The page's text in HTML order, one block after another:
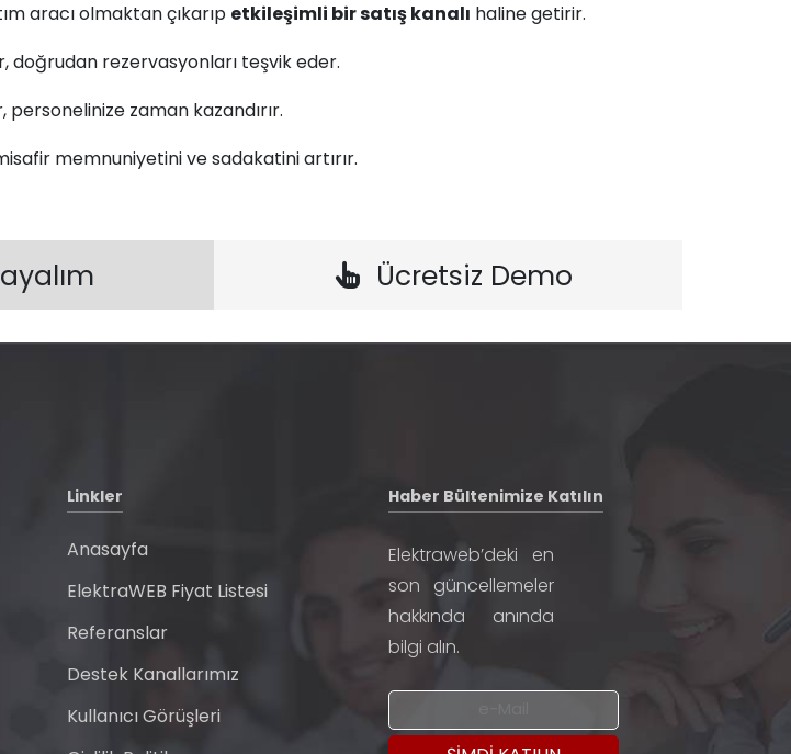
aracı olmaktan çıkarıp etkileşimli bir satış kanalı haline getirir.
doğrudan rezervasyonları teşvik eder.
personelinize zaman kazandırır.
memnuniyetini ve sadakatini artırır.
Ücretsiz Demo
Linkler
Anasayfa
ElektraWEB Fiyat Listesi
Referanslar
Destek Kanallarımız
Kullanıcı Görüşleri
Haber Bültenimize Katılın
Elektraweb’deki en
son güncellemeler
hakkında anında
bilgi alın.